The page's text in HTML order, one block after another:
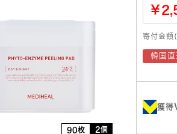
90枚 2個
￥
寄付金額
韓国直
獲得